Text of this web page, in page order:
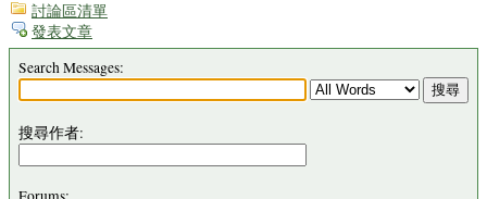
討論區清單
發表文章
Search Messages:
搜尋作者: